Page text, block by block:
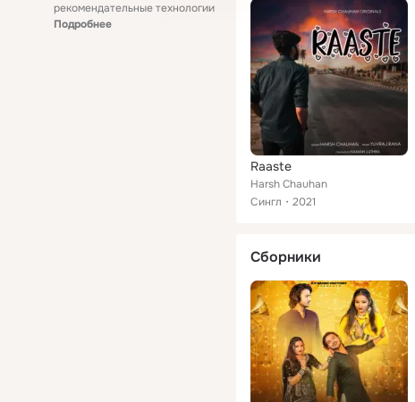
рекомендательные технологии
Подробнее
Raaste
Harsh Chauhan
Сингл
2021
Сборники